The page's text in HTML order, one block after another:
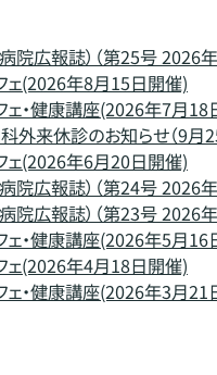
院広報誌）（第25号 2026
ェ(2026年8月15日開催)
ェ・健康講座(2026年7月18
外来休診のお知らせ（9月
ェ(2026年6月20日開催)
院広報誌）（第24号 2026
院広報誌）（第23号 2026
ェ・健康講座(2026年5月16
ェ(2026年4月18日開催)
ェ・健康講座(2026年3月21